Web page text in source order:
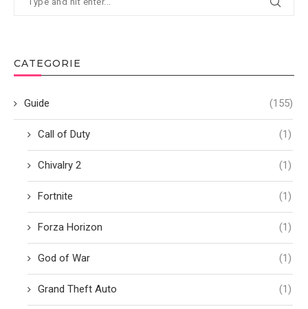
CATEGORIE
Guide (155)
Call of Duty (1)
Chivalry 2 (1)
Fortnite (1)
Forza Horizon (1)
God of War (1)
Grand Theft Auto (1)